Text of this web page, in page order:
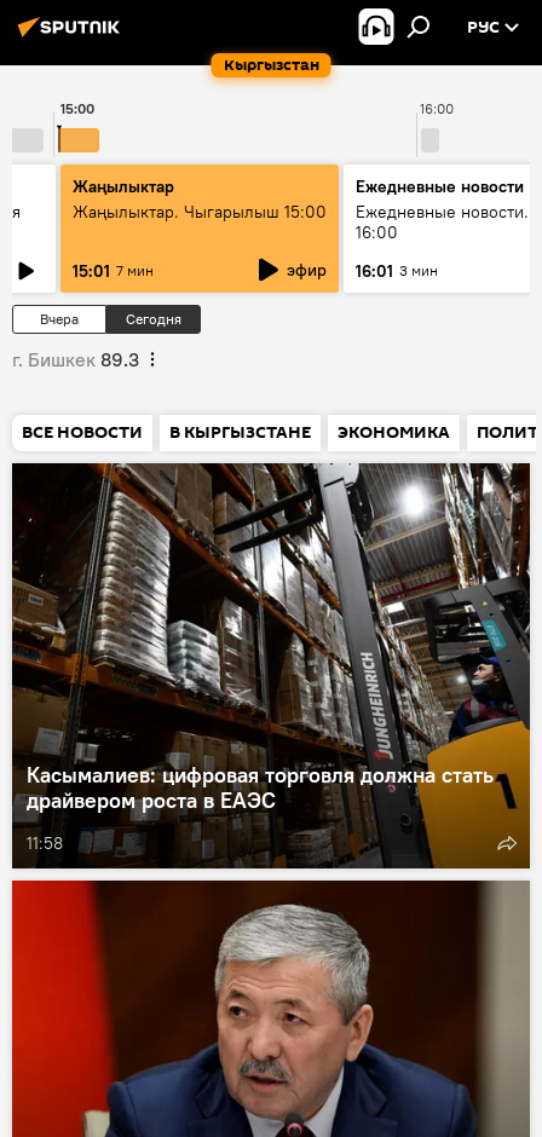
Кыргызстан
РУС
16:00
15:00
Жаңылыктар
Жаңылыктар. Чыгарылыш 15:00
15:01 7 мин эфир
Ежедневные новости
Ежедневные новости.
16:00
16:01 3 мин
Вчера Сегодня
г. Бишкек 89.3
ВСЕ НОВОСТИ В КЫРГЫЗСТАНЕ ЭКОНОМИКА
Касымалиев: цифровая торговля должна стать
драйвером роста в ЕАЭС
11:58